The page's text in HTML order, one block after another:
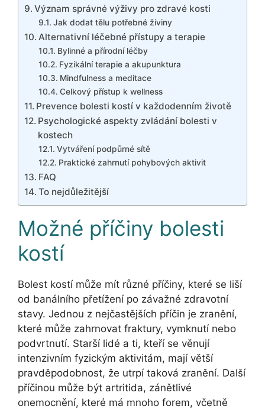
Význam správné výživy pro zdravé kosti
Jak dodat tělu potřebné živiny
Alternativní léčebné přístupy a terapie
Bylinné a přírodní léčby
Fyzikální terapie a akupunktura
Mindfulness a meditace
Celkový přístup k wellness
Prevence bolesti kostí v každodenním životě
Psychologické aspekty zvládání bolesti v
kostech
Vytváření podpůrné sítě
Praktické zahrnutí pohybových aktivit
FAQ
To nejdůležitější
Možné příčiny bolesti
kostí
Bolest kostí může mít různé příčiny, které se liší
od banálního přetížení po závažné zdravotní
stavy. Jednou z nejčastějších příčin je zranění,
které může zahrnovat fraktury, vymknutí nebo
podvrtnutí. Starší lidé a ti, kteří se věnují
intenzivním fyzickým aktivitám, mají větší
pravděpodobnost, že utrpí taková zranění. Další
příčinou může být artritida, zánětlivé
onemocnění, které má mnoho forem, včetně